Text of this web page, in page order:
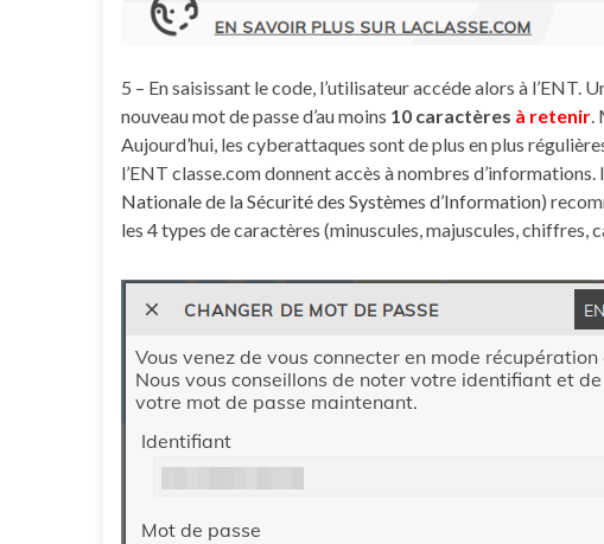
5 – En saisissant le code, l’utilisateur accéde alors à
nouveau mot de passe d’au moins 10 caractères à retenir.
Aujourd’hui, les cyberattaques sont de plus en plus
l’ENT classe.com donnent accès à nombres
Nationale de la Sécurité des Systèmes d’Information)
les 4 types de caractères (minuscules, majuscules, chiffres,